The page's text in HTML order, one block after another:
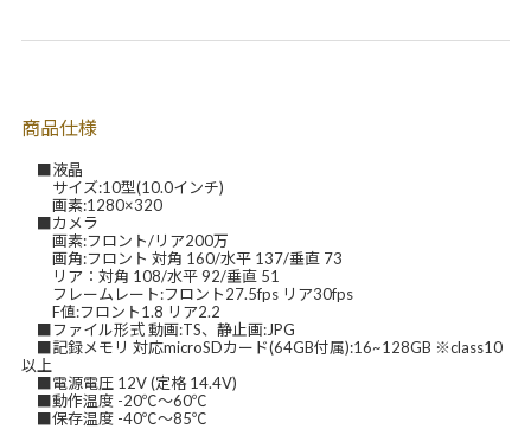
商品仕様
■液晶
サイズ:10型(10.0インチ)
画素:1280×320
■カメラ
画素:フロント/リア200万
画角:フロント 対角 160/水平 137/垂直 73
リア：対角 108/水平 92/垂直 51
フレームレート:フロント27.5fps リア30fps
F値:フロント1.8 リア2.2
■ファイル形式 動画:TS、静止画:JPG
■記録メモリ 対応microSDカード(64GB付属):16~128GB ※class10
以上
■電源電圧 12V (定格 14.4V)
■動作温度 -20℃～60℃
■保存温度 -40℃～85℃